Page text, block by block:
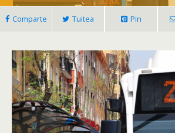
Comparte Tuitea Pin